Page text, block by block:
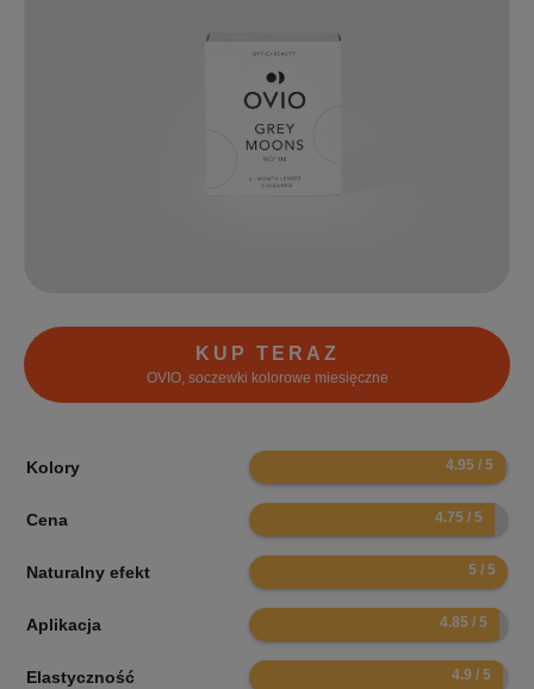
KUP TERAZ
OVIO, soczewki kolorowe miesięczne
Kolory 9.9
Cena 9.5
Naturalny efekt 10
Aplikacja 9.7
Elastyczność 9.8